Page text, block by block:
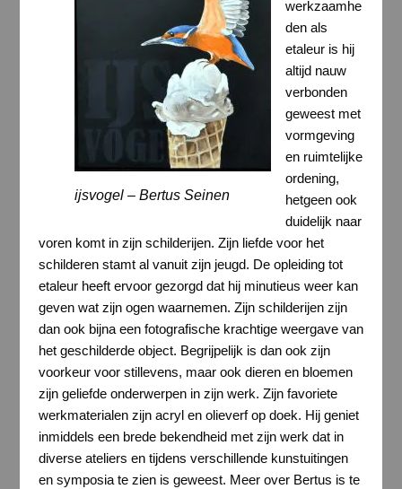
ijsvogel – Bertus Seinen
werkzaamhe
den als
etaleur is hij
altijd nauw
verbonden
geweest met
vormgeving
en ruimtelijke
ordening,
hetgeen ook
duidelijk naar
voren komt in zijn schilderijen. Zijn liefde voor het
schilderen stamt al vanuit zijn jeugd. De opleiding tot
etaleur heeft ervoor gezorgd dat hij minutieus weer kan
geven wat zijn ogen waarnemen. Zijn schilderijen zijn
dan ook bijna een fotografische krachtige weergave van
het geschilderde object. Begrijpelijk is dan ook zijn
voorkeur voor stillevens, maar ook dieren en bloemen
zijn geliefde onderwerpen in zijn werk. Zijn favoriete
werkmaterialen zijn acryl en olieverf op doek. Hij geniet
inmiddels een brede bekendheid met zijn werk dat in
diverse ateliers en tijdens verschillende kunstuitingen
en symposia te zien is geweest. Meer over Bertus is te